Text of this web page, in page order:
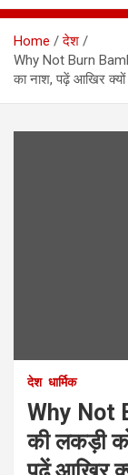
Home
देश
Why Not Burn
का नाश, पढ़ें आखिर
देश धार्मिक
Why Not
की लकड़ी